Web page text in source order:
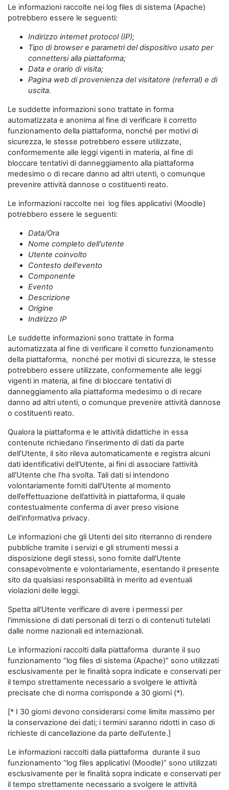
Le informazioni raccolte nei log files di sistema (Apache)
potrebbero essere le seguenti:
Indirizzo internet protocol (IP);
Tipo di browser e parametri del dispositivo usato per
connettersi alla piattaforma;
Data e orario di visita;
Pagina web di provenienza del visitatore (referral) e di
uscita.
Le suddette informazioni sono trattate in forma
automatizzata e anonima al fine di verificare il corretto
funzionamento della piattaforma, nonché per motivi di
sicurezza, le stesse potrebbero essere utilizzate,
conformemente alle leggi vigenti in materia, al fine di
bloccare tentativi di danneggiamento alla piattaforma
medesimo o di recare danno ad altri utenti, o comunque
prevenire attività dannose o costituenti reato.
Le informazioni raccolte nei log files applicativi (Moodle)
potrebbero essere le seguenti:
Data/Ora
Nome completo dell'utente
Utente coinvolto
Contesto dell'evento
Componente
Evento
Descrizione
Origine
Indirizzo IP
Le suddette informazioni sono trattate in forma
automatizzata al fine di verificare il corretto funzionamento
della piattaforma, nonché per motivi di sicurezza, le stesse
potrebbero essere utilizzate, conformemente alle leggi
vigenti in materia, al fine di bloccare tentativi di
danneggiamento alla piattaforma medesimo o di recare
danno ad altri utenti, o comunque prevenire attività dannose
o costituenti reato.
Qualora la piattaforma e le attività didattiche in essa
contenute richiedano l'inserimento di dati da parte
dell’Utente, il sito rileva automaticamente e registra alcuni
dati identificativi dell'Utente, ai fini di associare l’attività
all'Utente che l’ha svolta. Tali dati si intendono
volontariamente forniti dall'Utente al momento
dell’effettuazione dell’attività in piattaforma, il quale
contestualmente conferma di aver preso visione
dell'informativa privacy.
Le informazioni che gli Utenti del sito riterranno di rendere
pubbliche tramite i servizi e gli strumenti messi a
disposizione degli stessi, sono fornite dall'Utente
consapevolmente e volontariamente, esentando il presente
sito da qualsiasi responsabilità in merito ad eventuali
violazioni delle leggi.
Spetta all'Utente verificare di avere i permessi per
l'immissione di dati personali di terzi o di contenuti tutelati
dalle norme nazionali ed internazionali.
Le informazioni raccolti dalla piattaforma durante il suo
funzionamento “log files di sistema (Apache)” sono utilizzati
esclusivamente per le finalità sopra indicate e conservati per
il tempo strettamente necessario a svolgere le attività
precisate che di norma corrisponde a 30 giorni (*).
[* I 30 giorni devono considerarsi come limite massimo per
la conservazione dei dati; i termini saranno ridotti in caso di
richieste di cancellazione da parte dell’utente.]
Le informazioni raccolti dalla piattaforma durante il suo
funzionamento “log files applicativi (Moodle)” sono utilizzati
esclusivamente per le finalità sopra indicate e conservati per
il tempo strettamente necessario a svolgere le attività